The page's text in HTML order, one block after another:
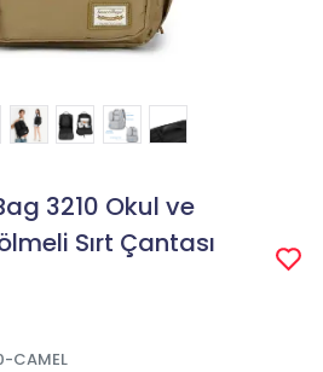
3210 Okul ve
Sırt Çantası
CAMEL